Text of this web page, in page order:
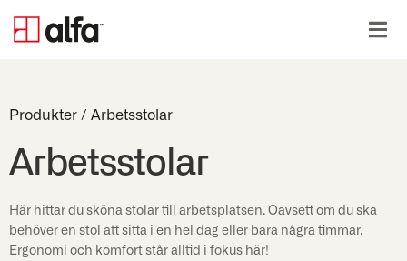
Produkter / Arbetsstolar
Arbetsstolar
Här hittar du sköna stolar till arbetsplatsen. Oavsett om du ska
behöver en stol att sitta i en hel dag eller bara några timmar.
Ergonomi och komfort står alltid i fokus här!